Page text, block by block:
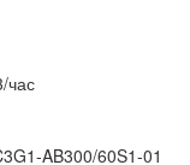
час
AB300/60S1-01